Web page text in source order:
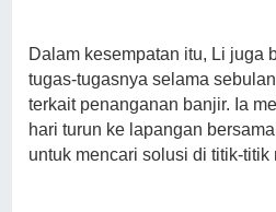
Dalam kesempatan itu, Li juga
tugas-tugasnya selama
terkait penanganan banjir. Ia
hari turun ke lapangan
untuk mencari solusi di titik-titik